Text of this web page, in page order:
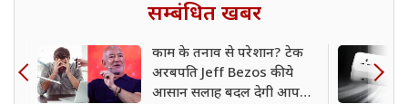
सम्बंधित खबर
काम के तनाव से परेशान? टेक
अरबपति Jeff Bezos की ये
आसान सलाह बदल देगी आपकी